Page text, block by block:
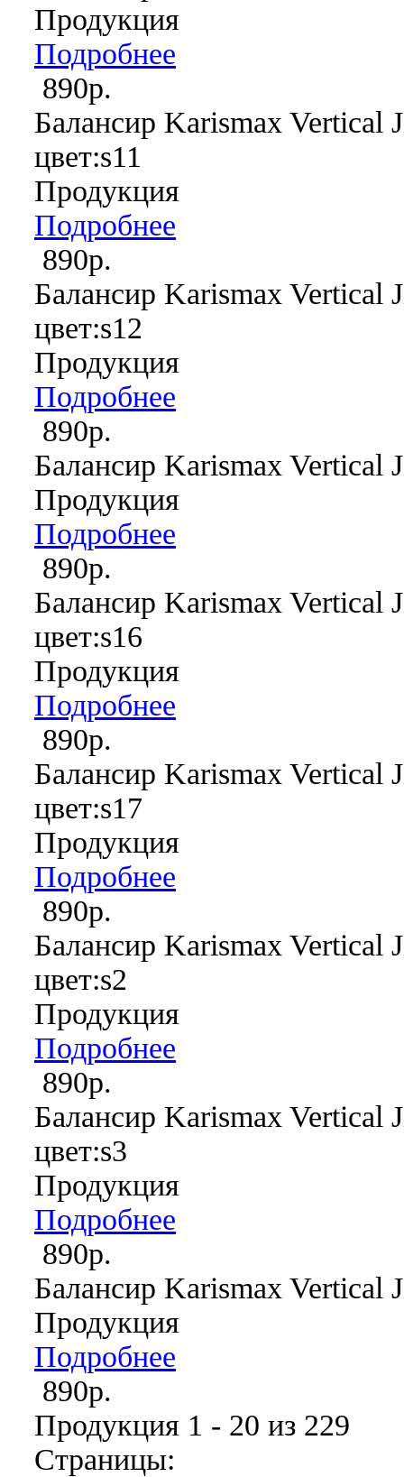
Продукция
Подробнее
890р.
Балансир Karismax Vertical
цвет:s11
Продукция
Подробнее
890р.
Балансир Karismax Vertical
цвет:s12
Продукция
Подробнее
890р.
Балансир Karismax Vertical
Продукция
Подробнее
890р.
Балансир Karismax Vertical
цвет:s16
Продукция
Подробнее
890р.
Балансир Karismax Vertical
цвет:s17
Продукция
Подробнее
890р.
Балансир Karismax Vertical
цвет:s2
Продукция
Подробнее
890р.
Балансир Karismax Vertical
цвет:s3
Продукция
Подробнее
890р.
Балансир Karismax Vertical
Продукция
Подробнее
890р.
Продукция 1 - 20 из 229
Страницы: